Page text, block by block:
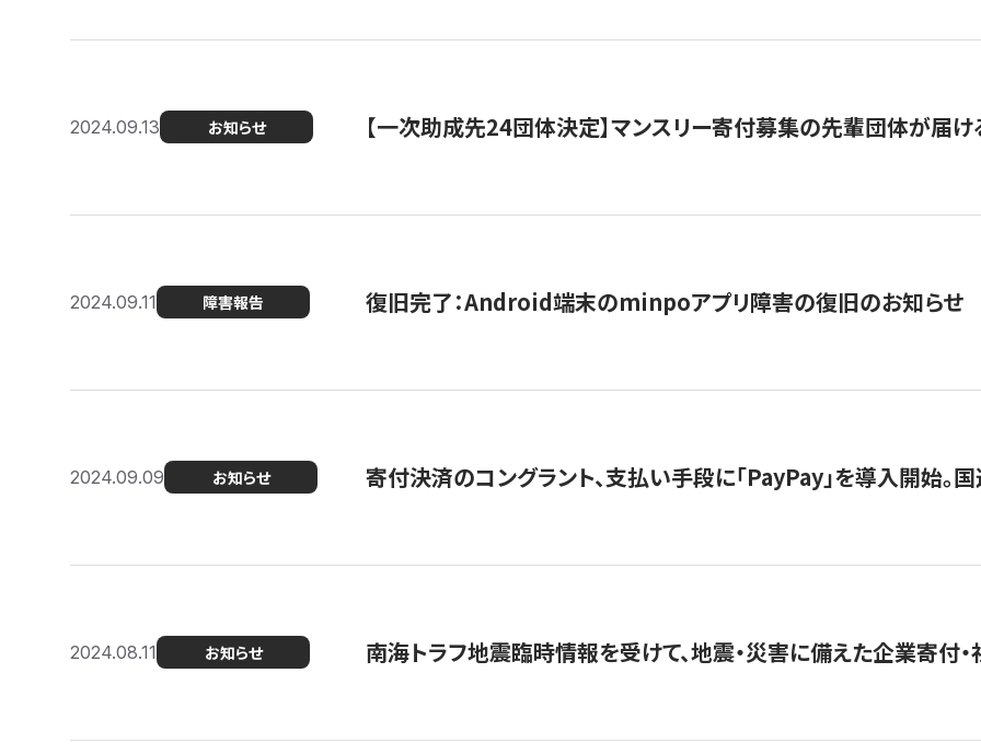
2024.09.13 お知らせ 【一次助成先24団体決定】マンスリー寄付募集の先輩団体が届
2024.09.11 障害報告 復旧完了：Android端末のminpoアプリ障害の復旧のお知らせ
2024.09.09 お知らせ 寄付決済のコングラント、支払い手段に「PayPay」を導入開始。
2024.08.11 お知らせ 南海トラフ地震臨時情報を受けて、地震・災害に備えた企業寄付